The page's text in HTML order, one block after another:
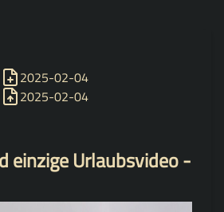
2025-02-04
2025-02-04
einzige Urlaubsvideo -